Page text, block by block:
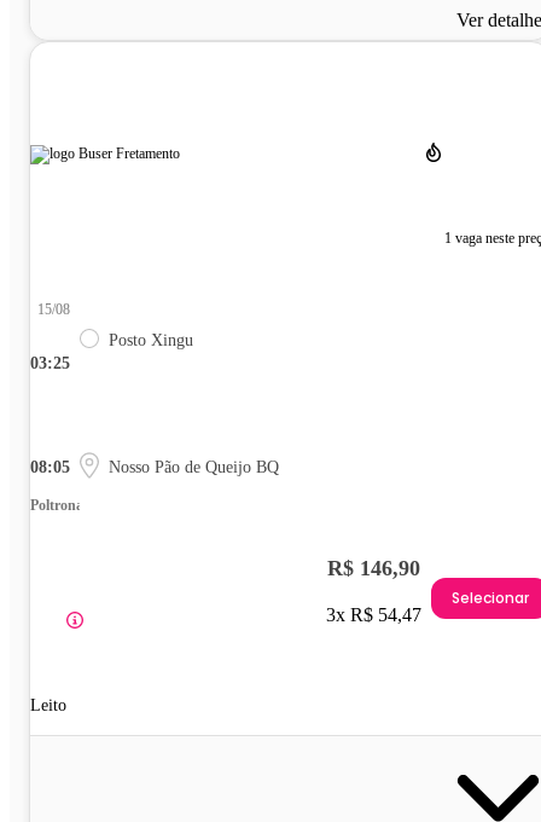
Ver
1 vaga neste
03:25
15/08
Posto Xingu
08:05 Nosso Pão de Queijo BQ
Poltrona
Leito
R$ 146,90
3x R$ 54,47
Selecionar